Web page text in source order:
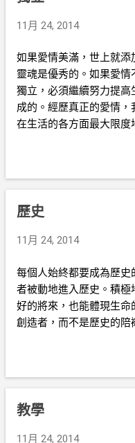
11月 24, 2014
如果愛情美滿，世上就
靈魂是優秀的。如果愛
獨立，必須繼續努力提高
成的。經歷真正的愛情
在生活的各方面最大限度
歷史
11月 24, 2014
每個人始終都要成為歷
者被動地進入歷史。積
好的將來，也能體現生
創造者，而不是歷史的陪
教學
11月 24, 2014